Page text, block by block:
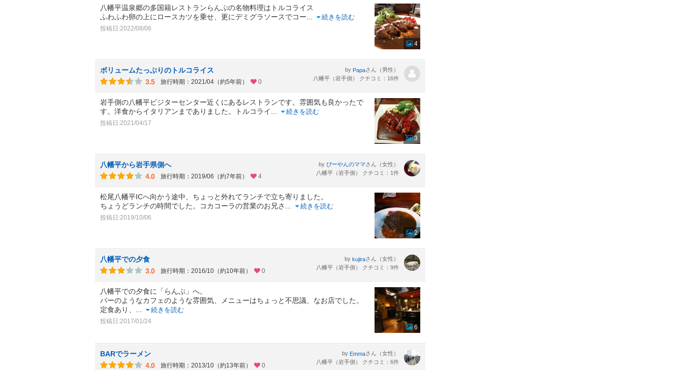
八幡平温泉郷の多国籍レストランらんぷの名物料理はトルコライス
ふわふわ卵の上にロースカツを乗せ、更にデミグラソースでコー
続きを読む
投稿日:2022/08/06
4
ボリュームたっぶりのトルコライス
3.5
旅行時期：2021/04（約5年前） 0
by Papaさん（男性）
八幡平（岩手側） クチコミ：16件
岩手側の八幡平ビジターセンター近くにあるレストランです。雰囲気も良かったで
す。洋食からイタリアンまでありました。トルコライ
続きを読む
投稿日:2021/04/17
3
八幡平から岩手県側へ
4.0
旅行時期：2019/06（約7年前） 4
by ぴーやんのママさん（女性）
八幡平（岩手側） クチコミ：1件
松尾八幡平ICへ向かう途中、ちょっと外れてランチで立ち寄りました。
ちょうどランチの時間でした。コカコーラの営業のお兄さ
続きを読む
投稿日:2019/10/06
2
八幡平での夕食
3.0
旅行時期：2016/10（約10年前） 0
by kujiraさん（女性）
八幡平（岩手側） クチコミ：9件
八幡平での夕食に「らんぷ」へ。
バーのようなカフェのような雰囲気、メニューはちょっと不思議、なお店でした。
定食あり、
続きを読む
投稿日:2017/01/24
6
BARでラーメン
4.0
旅行時期：2013/10（約13年前） 0
by Emmaさん（女性）
八幡平（岩手側） クチコミ：6件